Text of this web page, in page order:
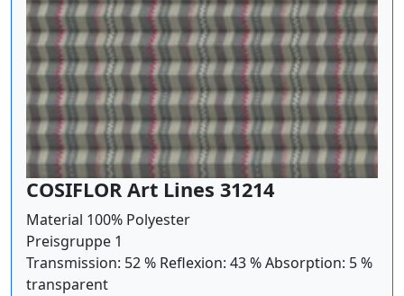
COSIFLOR Art Lines 31214
Material 100% Polyester
Preisgruppe 1
Transmission: 52 % Reflexion: 43 % Absorption: 5 %
transparent